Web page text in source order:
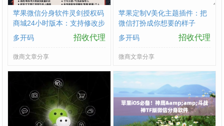
苹果微信分身软件灵剑授权码
商城24小时版本：支持修改步
数-朋友圈发1小时视频
多开码 招收代理
微商文章分享
苹果定制V美化主题插件：把
微信打扮成你想要的样子
多开码
招收代理
微商文章分享